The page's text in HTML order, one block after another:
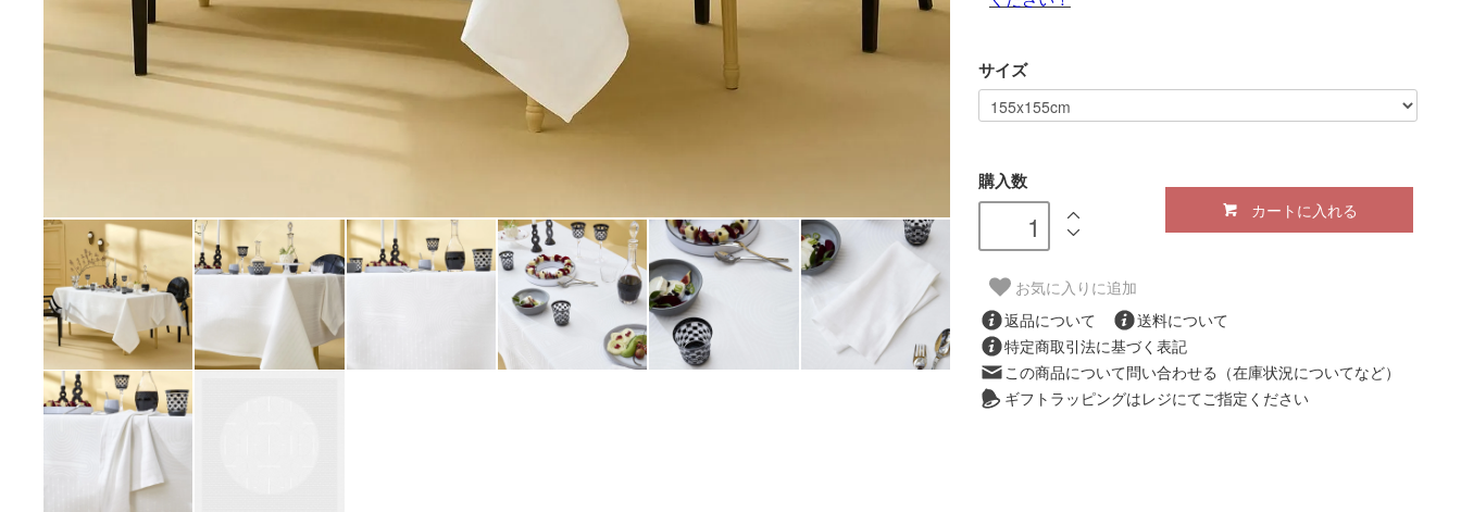
サイズ
購入数
カートに入れる
お気に入りに追加
返品について
送料について
特定商取引法に基づく表記
この商品について問い合わせる（在庫状況についてなど）
ギフトラッピングはレジにてご指定ください